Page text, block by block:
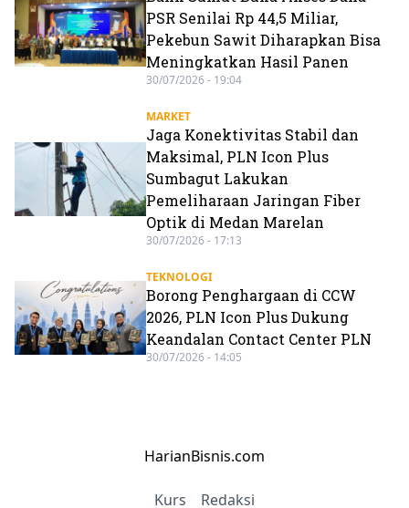
PSR Senilai Rp 44,5 Miliar,
Pekebun Sawit Diharapkan Bisa
Meningkatkan Hasil Panen
30/07/2026 - 19:04
MARKET
Jaga Konektivitas Stabil dan
Maksimal, PLN Icon Plus
Sumbagut Lakukan
Pemeliharaan Jaringan Fiber
Optik di Medan Marelan
30/07/2026 - 17:13
TEKNOLOGI
Borong Penghargaan di CCW
2026, PLN Icon Plus Dukung
Keandalan Contact Center PLN
30/07/2026 - 14:05
HarianBisnis.com
Kurs Redaksi